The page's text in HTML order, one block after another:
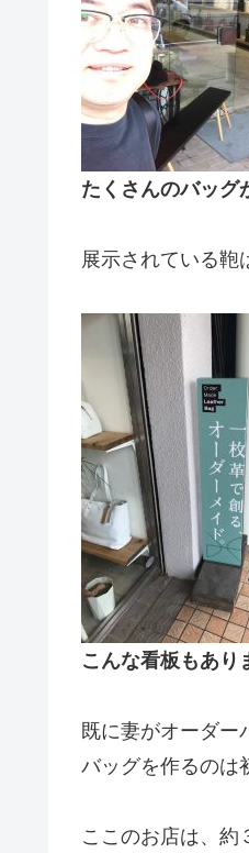
たくさんのバッグ
展示されている鞄
こんな看板もあり
既に妻がオーダー
バッグを作るのは
ここのお店は、約